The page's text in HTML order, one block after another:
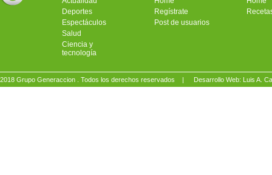
Deportes
Espectáculos
Salud
Ciencia y
tecnología
Regístrate
Post de usuarios
2018 Grupo Generaccion . Todos los derechos reservados | Desarrollo Web: Luis